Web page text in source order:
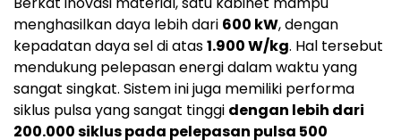
menghasilkan daya lebih dari 600 kW, dengan
kepadatan daya sel di atas1.900 W/kg. Hal tersebut
mendukung pelepasan energi dalam waktu yang
sangat singkat. Sistem ini juga memiliki performa
siklus pulsa yang sangat tinggi dengan lebih dari
200.000 siklus pada pelepasan pulsa 500